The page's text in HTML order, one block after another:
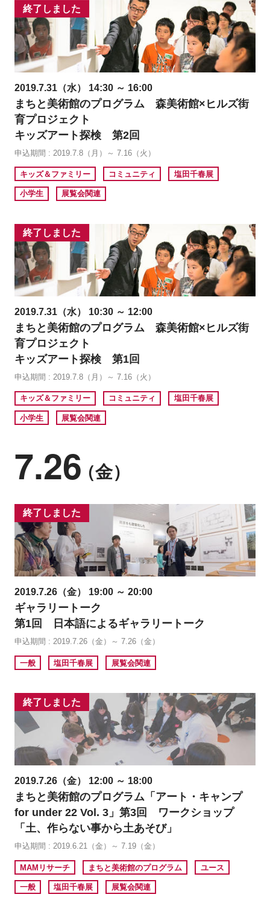
終了しました
2019.7.31（水） 14:30 ～ 16:00
まちと美術館のプログラム 森美術館×ヒルズ街
育プロジェクト
キッズアート探検 第2回
申込期間 : 2019.7.8（月）～ 7.16（火）
キッズ＆ファミリー コミュニティ 塩田千春展
小学生 展覧会関連
終了しました
2019.7.31（水） 10:30 ～ 12:00
まちと美術館のプログラム 森美術館×ヒルズ街
育プロジェクト
キッズアート探検 第1回
申込期間 : 2019.7.8（月）～ 7.16（火）
キッズ＆ファミリー コミュニティ 塩田千春展
小学生 展覧会関連
7.26（金）
終了しました
2019.7.26（金） 19:00 ～ 20:00
ギャラリートーク
第1回 日本語によるギャラリートーク
申込期間 : 2019.7.26（金）～ 7.26（金）
一般 塩田千春展 展覧会関連
終了しました
2019.7.26（金） 12:00 ～ 18:00
まちと美術館のプログラム「アート・キャンプ
for under 22 Vol. 3」第3回 ワークショップ
「土、作らない事から土あそび」
申込期間 : 2019.6.21（金）～ 7.19（金）
MAMリサーチ まちと美術館のプログラム ユース
一般 塩田千春展 展覧会関連